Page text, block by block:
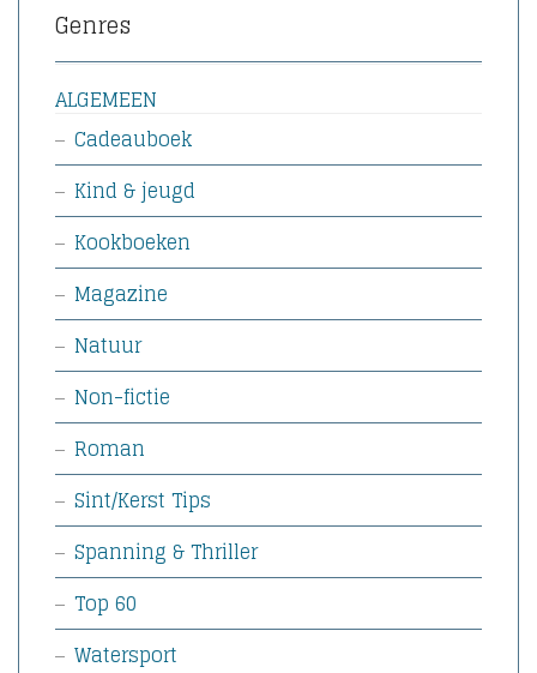
Genres
ALGEMEEN
Cadeauboek
Kind & jeugd
Kookboeken
Magazine
Natuur
Non-fictie
Roman
Sint/Kerst Tips
Spanning & Thriller
Top 60
Watersport